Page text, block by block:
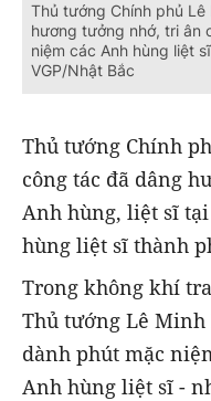
Thủ tướng Chính phủ
hương tưởng nhớ, tri ân
niệm các Anh hùng liệt
VGP/Nhật Bắc
Thủ tướng Chính
công tác đã dâng
Anh hùng, liệt sĩ
hùng liệt sĩ thành
Trong không khí
Thủ tướng Lê Minh
dành phút mặc
Anh hùng liệt sĩ -